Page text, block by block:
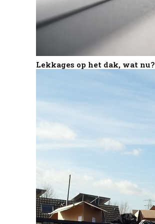
Lekkages op het dak, wat nu?